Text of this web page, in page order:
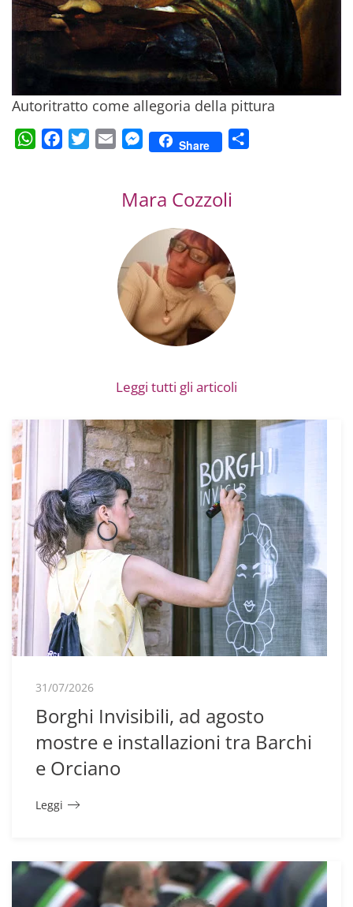
Autoritratto come allegoria della pittura
WhatsAppFacebookTwitterEmail Messenger
Share
Mara Cozzoli
Leggi tutti gli articoli
31/07/2026
Borghi Invisibili, ad agosto
mostre e installazioni tra Barchi
e Orciano
Leggi